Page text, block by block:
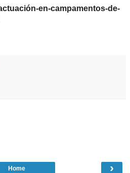
en-campamentos-de-
›
Home